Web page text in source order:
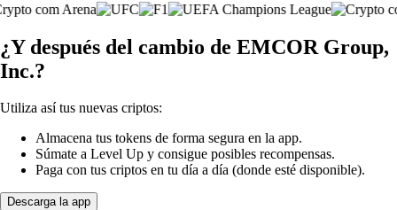
¿Y después del cambio de EMCOR Group,
Inc.?
Utiliza así tus nuevas criptos:
Almacena tus tokens de forma segura en la app.
Súmate a Level Up y consigue posibles recompensas.
Paga con tus criptos en tu día a día (donde esté disponible).
Descarga la app